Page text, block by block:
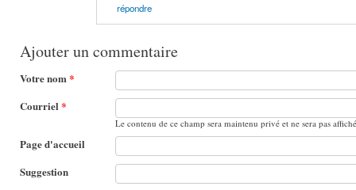
répondre
Ajouter un commentaire
Votre nom*
Courriel *
Le contenu de ce champ sera maintenu privé et ne sera pas
Page d'accueil
Suggestion